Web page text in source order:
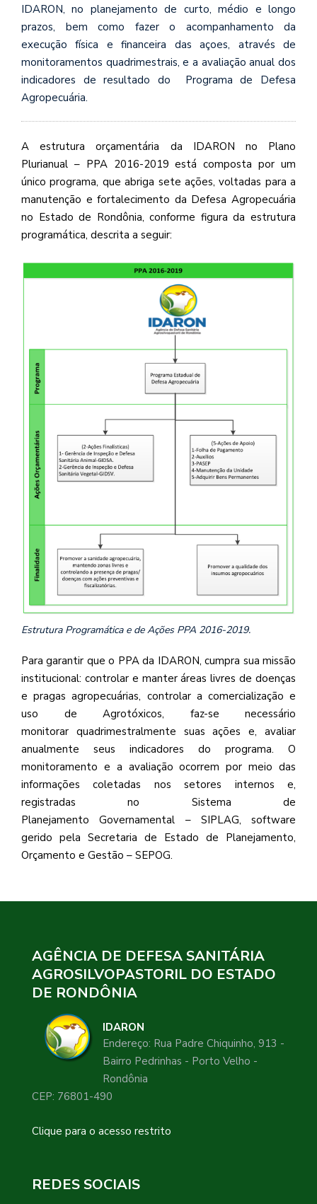
IDARON, no planejamento de curto, médio e longo
prazos, bem como fazer o acompanhamento da
execução física e financeira das açoes, através de
monitoramentos quadrimestrais, e a avaliação anual dos
indicadores de resultado do Programa de Defesa
Agropecuária.
A estrutura orçamentária da IDARON no Plano
Plurianual – PPA 2016-2019 está composta por um
único programa, que abriga sete ações, voltadas para a
manutenção e fortalecimento da Defesa Agropecuária
no Estado de Rondônia, conforme figura da estrutura
programática, descrita a seguir:
Estrutura Programática e de Ações PPA 2016-2019.
Para garantir que o PPA da IDARON, cumpra sua missão
institucional: controlar e manter áreas livres de doenças
e pragas agropecuárias, controlar a comercialização e
uso de Agrotóxicos, faz-se necessário
monitorar quadrimestralmente suas ações e, avaliar
anualmente seus indicadores do programa. O
monitoramento e a avaliação ocorrem por meio das
informações coletadas nos setores internos e,
registradas no Sistema de
Planejamento Governamental – SIPLAG, software
gerido pela Secretaria de Estado de Planejamento,
Orçamento e Gestão – SEPOG.
AGÊNCIA DE DEFESA SANITÁRIA
AGROSILVOPASTORIL DO ESTADO
DE RONDÔNIA
IDARON
Endereço: Rua Padre Chiquinho, 913 -
Bairro Pedrinhas - Porto Velho -
Rondônia
CEP: 76801-490
Clique para o acesso restrito
REDES SOCIAIS